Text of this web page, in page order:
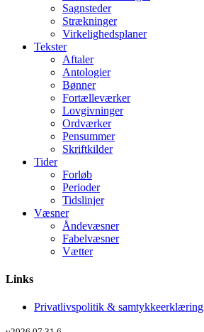
Sagnsteder
Strækninger
Virkelighedsplaner
Tekster
Aftaler
Antologier
Bønner
Fortælleværker
Lovgivninger
Ordværker
Pensummer
Skriftkilder
Tider
Forløb
Perioder
Tidslinjer
Væsner
Åndevæsner
Fabelvæsner
Vætter
Links
Privatlivspolitik & samtykkeerklæring